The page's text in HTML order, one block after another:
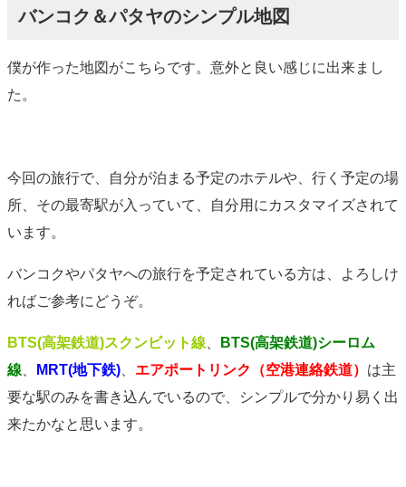
バンコク＆パタヤのシンプル地図
僕が作った地図がこちらです。意外と良い感じに出来まし
た。
今回の旅行で、自分が泊まる予定のホテルや、行く予定の場
所、その最寄駅が入っていて、自分用にカスタマイズされて
います。
バンコクやパタヤへの旅行を予定されている方は、よろしけ
ればご参考にどうぞ。
BTS(高架鉄道)スクンビット線
BTS(高架鉄道)シーロム
線
MRT(地下鉄) エアポートリンク（空港連絡鉄道） は主
要な駅のみを書き込んでいるので、シンプルで分かり易く出
来たかなと思います。